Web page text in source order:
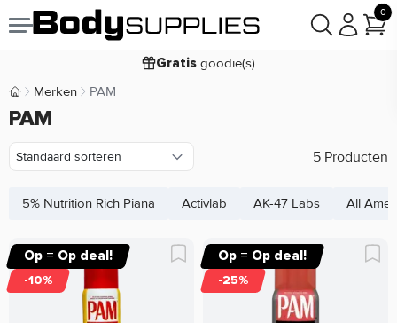
0
Voor 22:00 besteld,morgen bezorgd
Gratis goodie(s)
Body Supplies | Sportvoeding en Supplementen
Merken PAM
PAM
5 Producten
5% Nutrition Rich Piana Activlab AK-47 Labs All
Op = Op deal!
-10%
Op = Op deal!
-25%